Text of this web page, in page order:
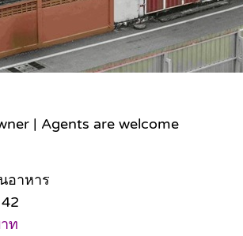
| Agents are welcome
อาหาร
ท